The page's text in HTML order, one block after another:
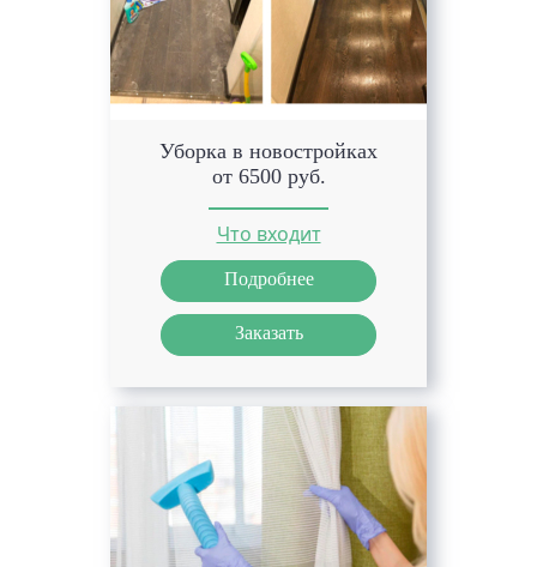
Уборка в новостройках
от 6500 руб.
Что входит
Подробнее
Заказать